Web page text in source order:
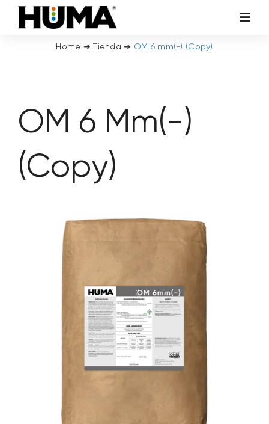
Skip
AGRICULTURA
ADITIVOS TECNOLÓGICOS
HUMA MEDIOAMBIENTAL
SOSTENIBILIDAD
SOBRE NOSOTROS
Home ➜Tienda ➜ OM 6 mm(-) (Copy)
OM 6 Mm(-)
(Copy)